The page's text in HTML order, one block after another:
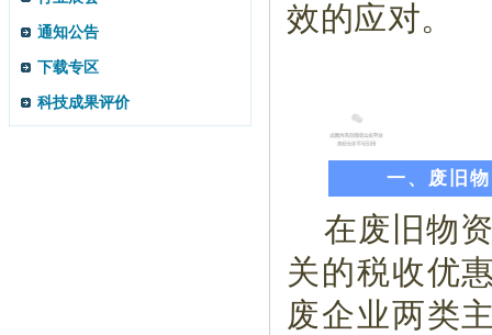
通知公告
下载专区
科技成果评价
效的应对。
一、废旧
在废旧物
关的税收优
废企业两类